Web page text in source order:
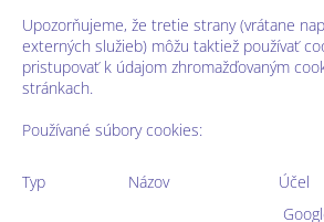
Upozorňujeme, že tretie strany (vrátane
externých služieb) môžu taktiež používať
pristupovať k údajom zhromažďovaným
stránkach.
Používané súbory cookies:
Typ Názov Účel